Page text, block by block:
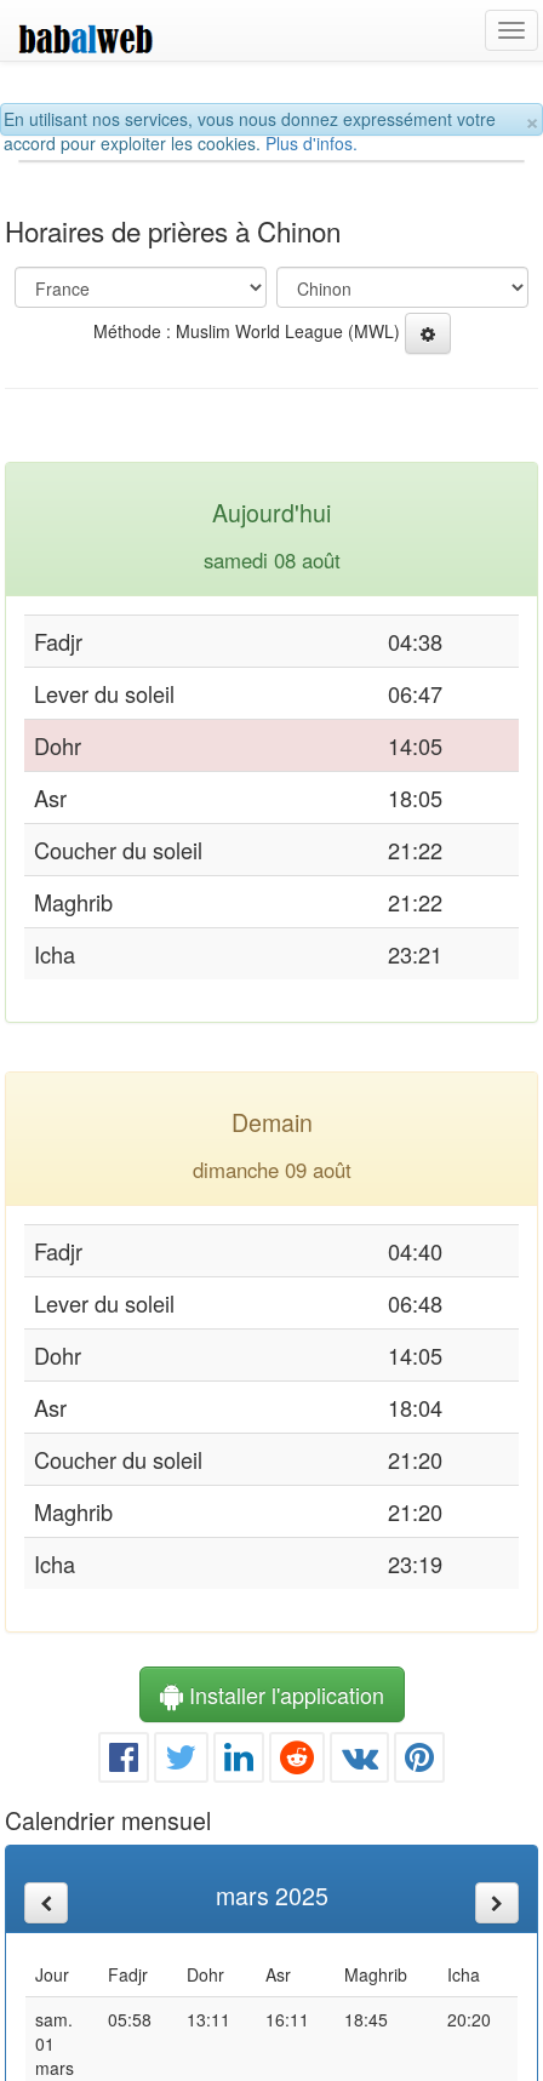
×
En utilisant nos services, vous nous donnez expressément votre
accord pour exploiter les cookies.Plus d'infos.
Horaires de prières à Chinon
Méthode : Muslim World League (MWL)
Aujourd'hui
samedi 08 août
Fadjr
04:38
Lever du soleil
06:47
Dohr
14:05
Asr
18:05
Coucher du soleil
21:22
Maghrib
21:22
Icha
23:21
Demain
dimanche 09 août
Fadjr
04:40
Lever du soleil
06:48
Dohr
14:05
Asr
18:04
Coucher du soleil
21:20
Maghrib
21:20
Icha
23:19
Installer l'application
Calendrier mensuel
mars 2025
Jour Fadjr Dohr Asr Maghrib
Icha
sam.
01
mars
05:58 13:11 16:11 18:45 20:20